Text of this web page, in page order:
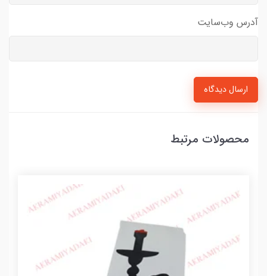
آدرس وب‌سایت
ارسال دیدگاه
محصولات مرتبط